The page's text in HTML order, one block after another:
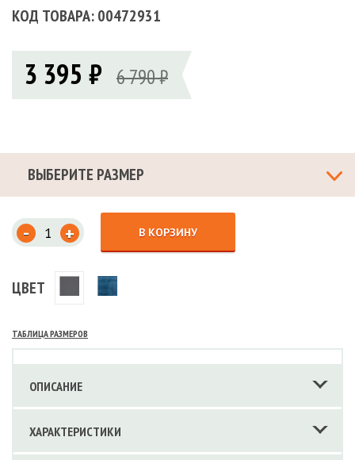
КОД ТОВАРА: 00472931
3 395 ₽ 6 790 ₽
ВЫБЕРИТЕ РАЗМЕР
- + В КОРЗИНУ
ЦВЕТ
ТАБЛИЦА РАЗМЕРОВ
ОПИСАНИЕ
ХАРАКТЕРИСТИКИ